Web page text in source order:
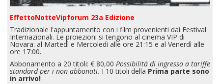
EffettoNotteVipforum 23a Edizione
Tradizionale l'appuntamento con i film provenienti dai Festival
Internazionali. Le proiezioni si tengono al cinema VIP di
Novara: al Martedì e Mercoledì alle ore 21:15 e al Venerdì alle
ore 17:00.
Abbonamento a 20 titoli: € 80,00 Possibilità di ingresso a tariffe
standard per i non abbonati. I 10 titoli della Prima parte sono
in arrivo!